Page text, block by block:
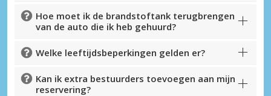
Hoe moet ik de brandstoftank terugbrengen
van de auto die ik heb gehuurd?
Welke leeftijdsbeperkingen gelden er?
Kan ik extra bestuurders toevoegen aan mijn
reservering?